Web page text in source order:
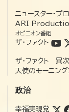
ニュースター・プ
ARI
オピニオン番組
ザ・ファクト
ザ・ファクト 異
天使のモーニング
政治
幸福実現党